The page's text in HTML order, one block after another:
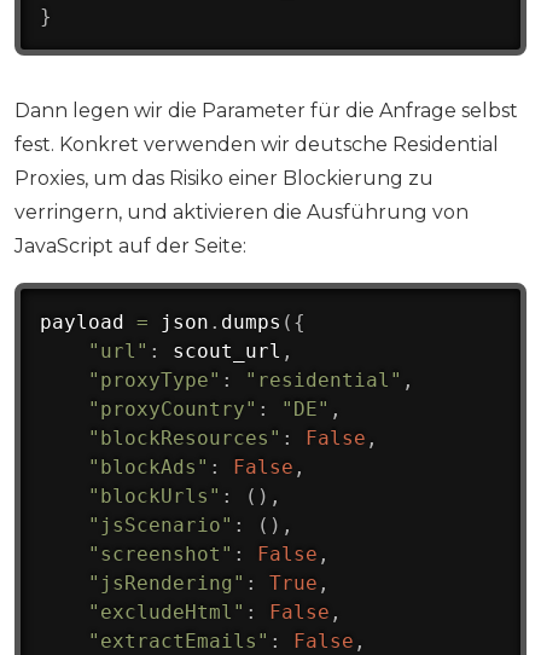
}
Dann legen wir die Parameter für die Anfrage selbst
fest. Konkret verwenden wir deutsche Residential
Proxies, um das Risiko einer Blockierung zu
verringern, und aktivieren die Ausführung von
JavaScript auf der Seite:
payload = json . dumps ( {
"url" : scout_url ,
"proxyType" : "residential" ,
"proxyCountry" : "DE" ,
"blockResources" : False ,
"blockAds" : False ,
"blockUrls" : ( ) ,
"jsScenario" : ( ) ,
"screenshot" : False ,
"jsRendering" : True ,
"excludeHtml" : False ,
"extractEmails" : False ,